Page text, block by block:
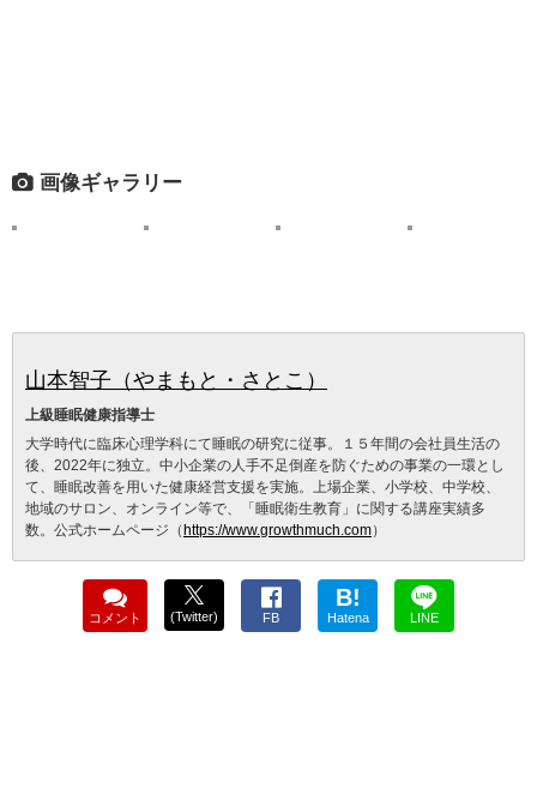
画像ギャラリー
山本智子（やまもと・さとこ）
上級睡眠健康指導士
大学時代に臨床心理学科にて睡眠の研究に従事。１５年間の会社員生活の
後、2022年に独立。中小企業の人手不足倒産を防ぐための事業の一環とし
て、睡眠改善を用いた健康経営支援を実施。上場企業、小学校、中学校、
地域のサロン、オンライン等で、「睡眠衛生教育」に関する講座実績多
数。公式ホームページ（https://www.growthmuch.com）
コメント (Twitter) FB
B!
Hatena LINE